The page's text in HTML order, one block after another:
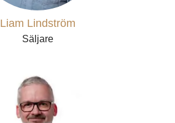
Liam Lindström
Säljare